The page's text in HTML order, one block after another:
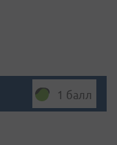
1 балл